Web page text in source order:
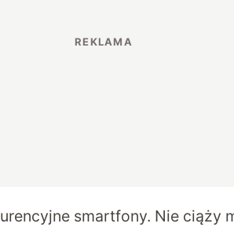
smartfony. Nie ciąży